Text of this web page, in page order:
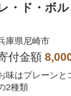
・ド・ボ
庫県尼崎市
付金額
味はプレーンと
2種類